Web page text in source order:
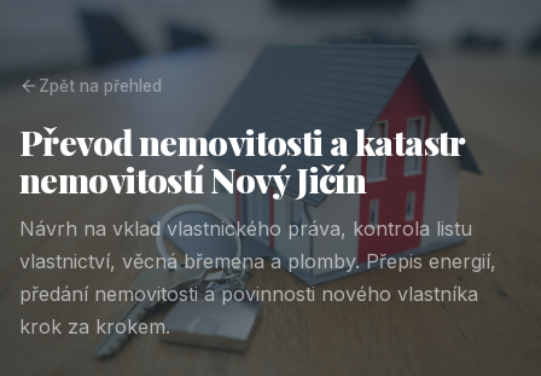
Zpět na přehled
Převod nemovitosti a katastr
nemovitostí Nový Jičín
Návrh na vklad vlastnického práva, kontrola listu
vlastnictví, věcná břemena a plomby. Přepis energií,
předání nemovitosti a povinnosti nového vlastníka
krok za krokem.